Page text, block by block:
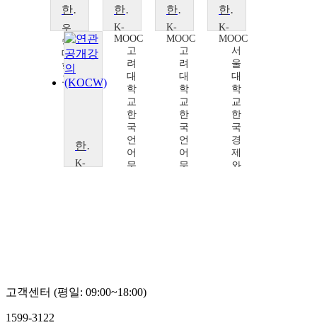
한국인 심리의 의해
우
송
대
학
교
한국학 전공자를 위한 사전 활용법
K-
MOOC
고
려
대
학
교
한
국
언
어
문
원
한국학 전공자를 위한 사전 활용법
K-
MOOC
고
려
대
학
교
한
국
언
어
문
한국인의 음식과 일상
K-
MOOC
서
울
대
학
교
한
국
경
제
와
한국인의 음식과 일상
K-
제
고객센터 (평일: 09:00~18:00)
1599-3122